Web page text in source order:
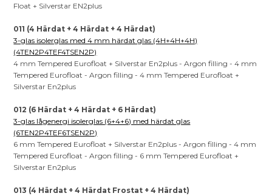
Float + Silverstar EN2plus
011 (4 Härdat + 4 Härdat + 4 Härdat)
3-glas isolerglas med 4 mm härdat glas (4H+4H+4H)
(4TEN2P4TEF4TSEN2P)
4 mm Tempered Eurofloat + Silverstar En2plus - Argon filling - 4 mm
Tempered Eurofloat - Argon filling - 4 mm Tempered Eurofloat +
Silverstar En2plus
012 (6 Härdat + 4 Härdat + 6 Härdat)
3-glas lågenergi isolerglas (6+4+6) med härdat glas
(6TEN2P4TEF6TSEN2P)
6 mm Tempered Eurofloat + Silverstar En2plus - Argon filling - 4 mm
Tempered Eurofloat - Argon filling - 6 mm Tempered Eurofloat +
Silverstar En2plus
013 (4 Härdat + 4 Härdat Frostat + 4 Härdat)